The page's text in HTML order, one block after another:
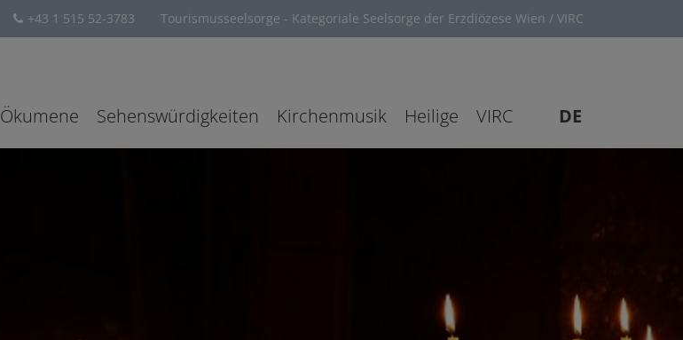
+43 1 515 52-3783 Tourismusseelsorge - Kategoriale Seelsorge der Erzdiözese Wien / VIRC
Ökumene Sehenswürdigkeiten Kirchenmusik Heilige VIRC
DE
EN